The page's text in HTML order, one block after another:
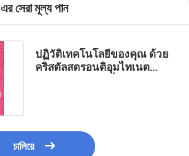
এর সেরা মূল্য পান
ปฏิวัติเทคโนโลยีของคุณ ด้วย
คริสตัลสตรอนติอุมไทเนต
চালিয়ে